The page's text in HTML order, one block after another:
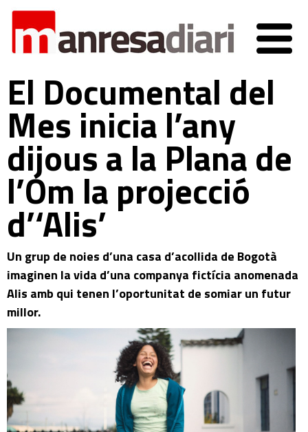
El Documental del
Mes inicia l’any
dijous a la Plana de
l’Om la projecció
d’‘Alis’
Un grup de noies d’una casa d’acollida de Bogotà
imaginen la vida d’una companya fictícia anomenada
Alis amb qui tenen l’oportunitat de somiar un futur
millor.